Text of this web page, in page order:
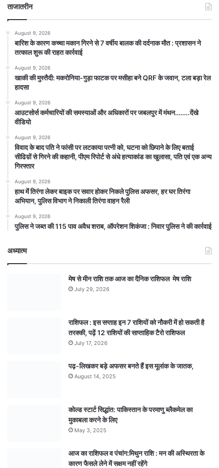
ताजातरीन
August 9, 2026
बारिश के कारण कच्चा मकान गिरने से 7 वर्षीय बालक की दर्दनाक मौत : प्रशासन ने
तत्काल शुरू की राहत कार्रवाई
August 9, 2026
खाकी की मुस्तैदी: मकरोनिया-गुड़ा फाटक पर मसीहा बने QRF के जवान, टला बड़ा रेल
हादसा
August 9, 2026
आउटसोर्स कर्मचारियों की समस्याओं और अधिकारों पर जबलपुर में मंथन……..देंखे
वीडियो
August 9, 2026
विवाद के बाद पति ने फांसी पर लटकाया पत्नी को, घटना को छिपाने के लिए बताई
सीढिय़ों से गिरने की कहानी, पीएम रिपोर्ट से अंधे हत्याकांड का खुलासा, पति एवं एक अन्य
गिरफ्तार
August 9, 2026
हाथ मेंं तिरंगा लेकर बाइक पर सवार होकर निकले पुलिस अफसर, हर घर तिरंगा
अभियान, पुलिस विभाग ने निकाली तिरंगा वाहन रैली
August 9, 2026
पुलिस ने जब्त की 115 पाव अवैध शराब, ऑपरेशन शिकंजा : निवार पुलिस ने की कार्रवाई
अध्यात्म
मेष से मीन राशि तक आज का दैनिक राशिफल मेष राशि
July 29, 2026
राशिफल : इस सप्ताह इन 7 राशियों को नौकरी में हो सकती है
तरक्की, पढ़ें 12 राशियों की साप्ताहिक टैरो राशिफल
July 17, 2026
पढ़-लिखकर बड़े अफसर बनते हैं इस मूलांक के जातक,
August 14, 2025
कोल्ड स्टार्ट सिद्धांत: पाकिस्तान के परमाणु ब्लैकमेल का
मुकाबला करने के लिए
May 3, 2025
आज का राशिफल व पंचांग:मिथुन राशि : मन की अस्थिरता के
कारण फैसले लेने में सक्षम नहीं रहेंगे